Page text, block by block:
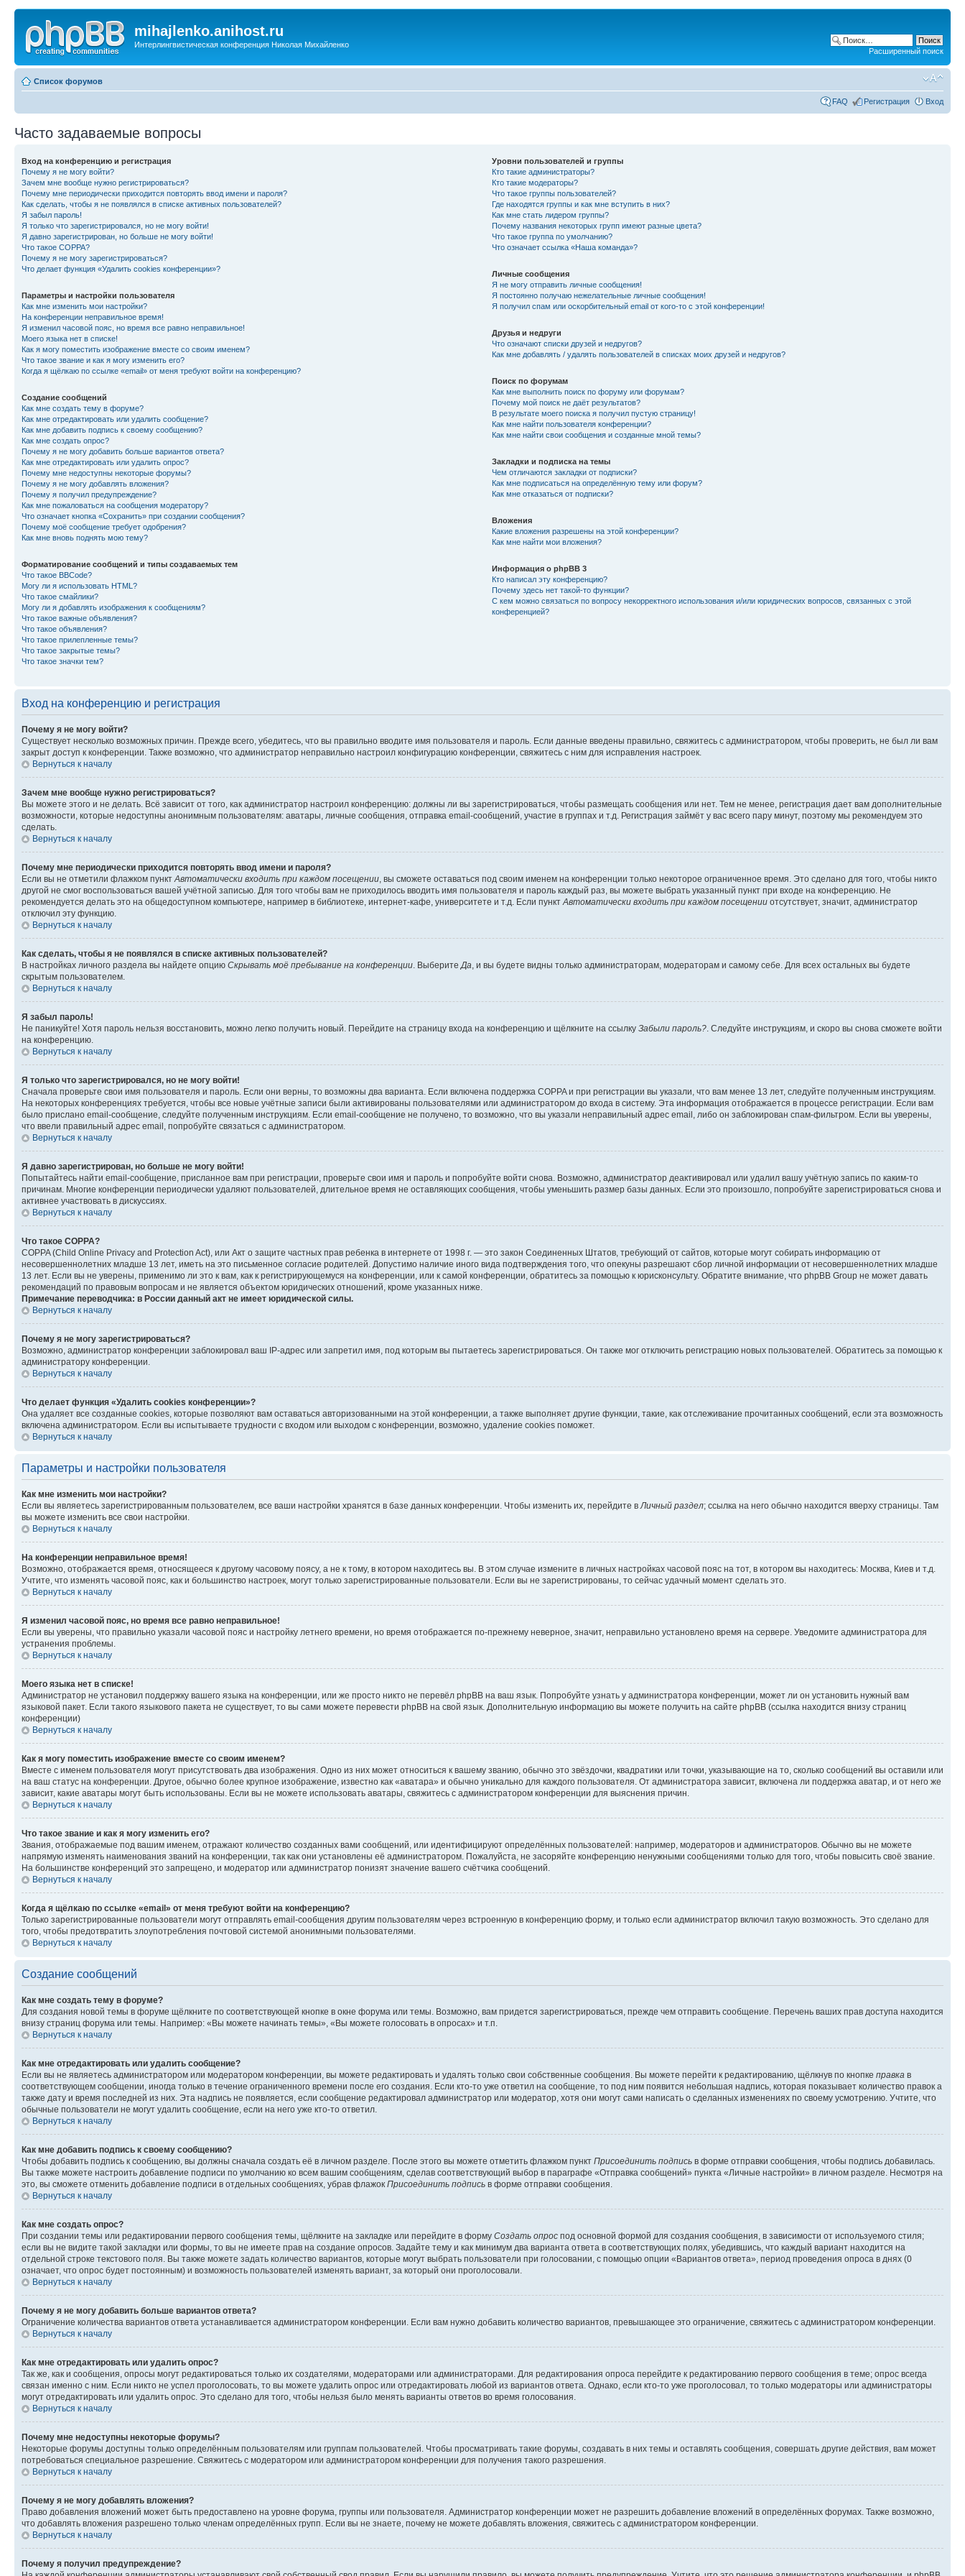
mihajlenko.anihost.ru
Интерлингвистическая конференция Николая Михайленко
Расширенный поиск
Список форумов
FAQ Регистрация Вход
Часто задаваемые вопросы
Вход на конференцию и регистрация
Почему я не могу войти?
Зачем мне вообще нужно регистрироваться?
Почему мне периодически приходится повторять ввод имени и пароля?
Как сделать, чтобы я не появлялся в списке активных пользователей?
Я забыл пароль!
Я только что зарегистрировался, но не могу войти!
Я давно зарегистрирован, но больше не могу войти!
Что такое COPPA?
Почему я не могу зарегистрироваться?
Что делает функция «Удалить cookies конференции»?
Параметры и настройки пользователя
Как мне изменить мои настройки?
На конференции неправильное время!
Я изменил часовой пояс, но время все равно неправильное!
Моего языка нет в списке!
Как я могу поместить изображение вместе со своим именем?
Что такое звание и как я могу изменить его?
Когда я щёлкаю по ссылке «email» от меня требуют войти на конференцию?
Создание сообщений
Как мне создать тему в форуме?
Как мне отредактировать или удалить сообщение?
Как мне добавить подпись к своему сообщению?
Как мне создать опрос?
Почему я не могу добавить больше вариантов ответа?
Как мне отредактировать или удалить опрос?
Почему мне недоступны некоторые форумы?
Почему я не могу добавлять вложения?
Почему я получил предупреждение?
Как мне пожаловаться на сообщения модератору?
Что означает кнопка «Сохранить» при создании сообщения?
Почему моё сообщение требует одобрения?
Как мне вновь поднять мою тему?
Форматирование сообщений и типы создаваемых тем
Что такое BBCode?
Могу ли я использовать HTML?
Что такое смайлики?
Могу ли я добавлять изображения к сообщениям?
Что такое важные объявления?
Что такое объявления?
Что такое прилепленные темы?
Что такое закрытые темы?
Что такое значки тем?
Уровни пользователей и группы
Кто такие администраторы?
Кто такие модераторы?
Что такое группы пользователей?
Где находятся группы и как мне вступить в них?
Как мне стать лидером группы?
Почему названия некоторых групп имеют разные цвета?
Что такое группа по умолчанию?
Что означает ссылка «Наша команда»?
Личные сообщения
Я не могу отправить личные сообщения!
Я постоянно получаю нежелательные личные сообщения!
Я получил спам или оскорбительный email от кого-то с этой конференции!
Друзья и недруги
Что означают списки друзей и недругов?
Как мне добавлять / удалять пользователей в списках моих друзей и недругов?
Поиск по форумам
Как мне выполнить поиск по форуму или форумам?
Почему мой поиск не даёт результатов?
В результате моего поиска я получил пустую страницу!
Как мне найти пользователя конференции?
Как мне найти свои сообщения и созданные мной темы?
Закладки и подписка на темы
Чем отличаются закладки от подписки?
Как мне подписаться на определённую тему или форум?
Как мне отказаться от подписки?
Вложения
Какие вложения разрешены на этой конференции?
Как мне найти мои вложения?
Информация о phpBB 3
Кто написал эту конференцию?
Почему здесь нет такой-то функции?
С кем можно связаться по вопросу некорректного использования и/или юридических вопросов, связанных с этой
конференцией?
Вход на конференцию и регистрация
Почему я не могу войти?
Существует несколько возможных причин. Прежде всего, убедитесь, что вы правильно вводите имя пользователя и пароль. Если данные введены правильно, свяжитесь с администратором, чтобы проверить, не был ли вам
закрыт доступ к конференции. Также возможно, что администратор неправильно настроил конфигурацию конференции, свяжитесь с ним для исправления настроек.
Вернуться к началу
Зачем мне вообще нужно регистрироваться?
Вы можете этого и не делать. Всё зависит от того, как администратор настроил конференцию: должны ли вы зарегистрироваться, чтобы размещать сообщения или нет. Тем не менее, регистрация дает вам дополнительные
возможности, которые недоступны анонимным пользователям: аватары, личные сообщения, отправка email-сообщений, участие в группах и т.д. Регистрация займёт у вас всего пару минут, поэтому мы рекомендуем это
сделать.
Вернуться к началу
Почему мне периодически приходится повторять ввод имени и пароля?
Если вы не отметили флажком пункт Автоматически входить при каждом посещении , вы сможете оставаться под своим именем на конференции только некоторое ограниченное время. Это сделано для того, чтобы никто
другой не смог воспользоваться вашей учётной записью. Для того чтобы вам не приходилось вводить имя пользователя и пароль каждый раз, вы можете выбрать указанный пункт при входе на конференцию. Не
рекомендуется делать это на общедоступном компьютере, например в библиотеке, интернет-кафе, университете и т.д. Если пункт Автоматически входить при каждом посещении отсутствует, значит, администратор
отключил эту функцию.
Вернуться к началу
Как сделать, чтобы я не появлялся в списке активных пользователей?
В настройках личного раздела вы найдете опцию Скрывать моё пребывание на конференции . Выберите Да , и вы будете видны только администраторам, модераторам и самому себе. Для всех остальных вы будете
скрытым пользователем.
Вернуться к началу
Я забыл пароль!
Не паникуйте! Хотя пароль нельзя восстановить, можно легко получить новый. Перейдите на страницу входа на конференцию и щёлкните на ссылку Забыли пароль? . Следуйте инструкциям, и скоро вы снова сможете войти
на конференцию.
Вернуться к началу
Я только что зарегистрировался, но не могу войти!
Сначала проверьте свои имя пользователя и пароль. Если они верны, то возможны два варианта. Если включена поддержка COPPA и при регистрации вы указали, что вам менее 13 лет, следуйте полученным инструкциям.
На некоторых конференциях требуется, чтобы все новые учётные записи были активированы пользователями или администратором до входа в систему. Эта информация отображается в процессе регистрации. Если вам
было прислано email-сообщение, следуйте полученным инструкциям. Если email-сообщение не получено, то возможно, что вы указали неправильный адрес email, либо он заблокирован спам-фильтром. Если вы уверены,
что ввели правильный адрес email, попробуйте связаться с администратором.
Вернуться к началу
Я давно зарегистрирован, но больше не могу войти!
Попытайтесь найти email-сообщение, присланное вам при регистрации, проверьте свои имя и пароль и попробуйте войти снова. Возможно, администратор деактивировал или удалил вашу учётную запись по каким-то
причинам. Многие конференции периодически удаляют пользователей, длительное время не оставляющих сообщения, чтобы уменьшить размер базы данных. Если это произошло, попробуйте зарегистрироваться снова и
активнее участвовать в дискуссиях.
Вернуться к началу
Что такое COPPA?
COPPA (Child Online Privacy and Protection Act), или Акт о защите частных прав ребенка в интернете от 1998 г. — это закон Соединенных Штатов, требующий от сайтов, которые могут собирать информацию от
несовершеннолетних младше 13 лет, иметь на это письменное согласие родителей. Допустимо наличие иного вида подтверждения того, что опекуны разрешают сбор личной информации от несовершеннолетних младше
13 лет. Если вы не уверены, применимо ли это к вам, как к регистрирующемуся на конференции, или к самой конференции, обратитесь за помощью к юрисконсульту. Обратите внимание, что phpBB Group не может давать
рекомендаций по правовым вопросам и не является объектом юридических отношений, кроме указанных ниже.
Примечание переводчика: в России данный акт не имеет юридической силы.
Вернуться к началу
Почему я не могу зарегистрироваться?
Возможно, администратор конференции заблокировал ваш IP-адрес или запретил имя, под которым вы пытаетесь зарегистрироваться. Он также мог отключить регистрацию новых пользователей. Обратитесь за помощью к
администратору конференции.
Вернуться к началу
Что делает функция «Удалить cookies конференции»?
Она удаляет все созданные cookies, которые позволяют вам оставаться авторизованными на этой конференции, а также выполняет другие функции, такие, как отслеживание прочитанных сообщений, если эта возможность
включена администратором. Если вы испытываете трудности с входом или выходом с конференции, возможно, удаление cookies поможет.
Вернуться к началу
Параметры и настройки пользователя
Как мне изменить мои настройки?
Если вы являетесь зарегистрированным пользователем, все ваши настройки хранятся в базе данных конференции. Чтобы изменить их, перейдите в Личный раздел; ссылка на него обычно находится вверху страницы. Там
вы можете изменить все свои настройки.
Вернуться к началу
На конференции неправильное время!
Возможно, отображается время, относящееся к другому часовому поясу, а не к тому, в котором находитесь вы. В этом случае измените в личных настройках часовой пояс на тот, в котором вы находитесь: Москва, Киев и т.д.
Учтите, что изменять часовой пояс, как и большинство настроек, могут только зарегистрированные пользователи. Если вы не зарегистрированы, то сейчас удачный момент сделать это.
Вернуться к началу
Я изменил часовой пояс, но время все равно неправильное!
Если вы уверены, что правильно указали часовой пояс и настройку летнего времени, но время отображается по-прежнему неверное, значит, неправильно установлено время на сервере. Уведомите администратора для
устранения проблемы.
Вернуться к началу
Моего языка нет в списке!
Администратор не установил поддержку вашего языка на конференции, или же просто никто не перевёл phpBB на ваш язык. Попробуйте узнать у администратора конференции, может ли он установить нужный вам
языковой пакет. Если такого языкового пакета не существует, то вы сами можете перевести phpBB на свой язык. Дополнительную информацию вы можете получить на сайте phpBB (ссылка находится внизу страниц
конференции)
Вернуться к началу
Как я могу поместить изображение вместе со своим именем?
Вместе с именем пользователя могут присутствовать два изображения. Одно из них может относиться к вашему званию, обычно это звёздочки, квадратики или точки, указывающие на то, сколько сообщений вы оставили или
на ваш статус на конференции. Другое, обычно более крупное изображение, известно как «аватара» и обычно уникально для каждого пользователя. От администратора зависит, включена ли поддержка аватар, и от него же
зависит, какие аватары могут быть использованы. Если вы не можете использовать аватары, свяжитесь с администратором конференции для выяснения причин.
Вернуться к началу
Что такое звание и как я могу изменить его?
Звания, отображаемые под вашим именем, отражают количество созданных вами сообщений, или идентифицируют определённых пользователей: например, модераторов и администраторов. Обычно вы не можете
напрямую изменять наименования званий на конференции, так как они установлены её администратором. Пожалуйста, не засоряйте конференцию ненужными сообщениями только для того, чтобы повысить своё звание.
На большинстве конференций это запрещено, и модератор или администратор понизят значение вашего счётчика сообщений.
Вернуться к началу
Когда я щёлкаю по ссылке «email» от меня требуют войти на конференцию?
Только зарегистрированные пользователи могут отправлять email-сообщения другим пользователям через встроенную в конференцию форму, и только если администратор включил такую возможность. Это сделано для
того, чтобы предотвратить злоупотребления почтовой системой анонимными пользователями.
Вернуться к началу
Создание сообщений
Как мне создать тему в форуме?
Для создания новой темы в форуме щёлкните по соответствующей кнопке в окне форума или темы. Возможно, вам придется зарегистрироваться, прежде чем отправить сообщение. Перечень ваших прав доступа находится
внизу страниц форума или темы. Например: «Вы можете начинать темы», «Вы можете голосовать в опросах» и т.п.
Вернуться к началу
Как мне отредактировать или удалить сообщение?
Если вы не являетесь администратором или модератором конференции, вы можете редактировать и удалять только свои собственные сообщения. Вы можете перейти к редактированию, щёлкнув по кнопке правка в
соответствующем сообщении, иногда только в течение ограниченного времени после его создания. Если кто-то уже ответил на сообщение, то под ним появится небольшая надпись, которая показывает количество правок а
также дату и время последней из них. Эта надпись не появляется, если сообщение редактировал администратор или модератор, хотя они могут сами написать о сделанных изменениях по своему усмотрению. Учтите, что
обычные пользователи не могут удалить сообщение, если на него уже кто-то ответил.
Вернуться к началу
Как мне добавить подпись к своему сообщению?
Чтобы добавить подпись к сообщению, вы должны сначала создать её в личном разделе. После этого вы можете отметить флажком пункт Присоединить подпись в форме отправки сообщения, чтобы подпись добавилась.
Вы также можете настроить добавление подписи по умолчанию ко всем вашим сообщениям, сделав соответствующий выбор в параграфе «Отправка сообщений» пункта «Личные настройки» в личном разделе. Несмотря на
это, вы сможете отменить добавление подписи в отдельных сообщениях, убрав флажок Присоединить подпись в форме отправки сообщения.
Вернуться к началу
Как мне создать опрос?
При создании темы или редактировании первого сообщения темы, щёлкните на закладке или перейдите в форму Создать опрос под основной формой для создания сообщения, в зависимости от используемого стиля;
если вы не видите такой закладки или формы, то вы не имеете прав на создание опросов. Задайте тему и как минимум два варианта ответа в соответствующих полях, убедившись, что каждый вариант находится на
отдельной строке текстового поля. Вы также можете задать количество вариантов, которые могут выбрать пользователи при голосовании, с помощью опции «Вариантов ответа», период проведения опроса в днях (0
означает, что опрос будет постоянным) и возможность пользователей изменять вариант, за который они проголосовали.
Вернуться к началу
Почему я не могу добавить больше вариантов ответа?
Ограничение количества вариантов ответа устанавливается администратором конференции. Если вам нужно добавить количество вариантов, превышающее это ограничение, свяжитесь с администратором конференции.
Вернуться к началу
Как мне отредактировать или удалить опрос?
Так же, как и сообщения, опросы могут редактироваться только их создателями, модераторами или администраторами. Для редактирования опроса перейдите к редактированию первого сообщения в теме; опрос всегда
связан именно с ним. Если никто не успел проголосовать, то вы можете удалить опрос или отредактировать любой из вариантов ответа. Однако, если кто-то уже проголосовал, то только модераторы или администраторы
могут отредактировать или удалить опрос. Это сделано для того, чтобы нельзя было менять варианты ответов во время голосования.
Вернуться к началу
Почему мне недоступны некоторые форумы?
Некоторые форумы доступны только определённым пользователям или группам пользователей. Чтобы просматривать такие форумы, создавать в них темы и оставлять сообщения, совершать другие действия, вам может
потребоваться специальное разрешение. Свяжитесь с модератором или администратором конференции для получения такого разрешения.
Вернуться к началу
Почему я не могу добавлять вложения?
Право добавления вложений может быть предоставлено на уровне форума, группы или пользователя. Администратор конференции может не разрешить добавление вложений в определённых форумах. Также возможно,
что добавлять вложения разрешено только членам определённых групп. Если вы не знаете, почему не можете добавлять вложения, свяжитесь с администратором конференции.
Вернуться к началу
Почему я получил предупреждение?